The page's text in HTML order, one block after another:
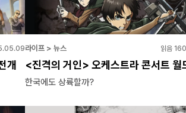
개
라이프 > 뉴스 읽음
<진격의 거인> 오케스트라 콘서트 월
한국에도 상륙할까?